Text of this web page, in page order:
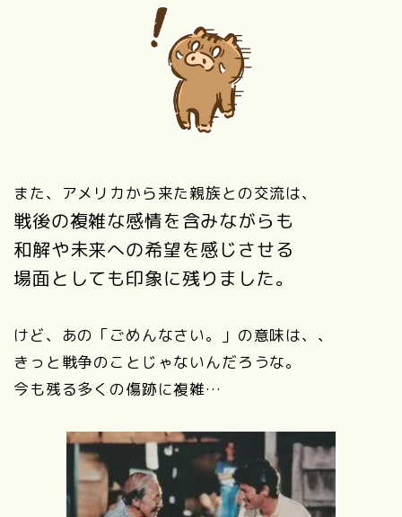
また、アメリカから来た親族との交流は、
戦後の複雑な感情を含みながらも
和解や未来への希望を感じさせる
場面としても印象に残りました。
けど、あの「ごめんなさい。」の意味は、、
きっと戦争のことじゃないんだろうな。
今も残る多くの傷跡に複雑…